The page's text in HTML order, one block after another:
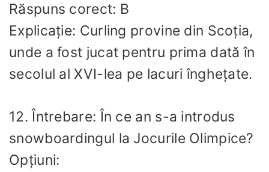
Răspuns corect: B
Explicație: Curling provine din Scoția,
unde a fost jucat pentru prima dată în
secolul al XVI-lea pe lacuri înghețate.
12. Întrebare: În ce an s-a introdus
snowboardingul la Jocurile Olimpice?
Opțiuni: